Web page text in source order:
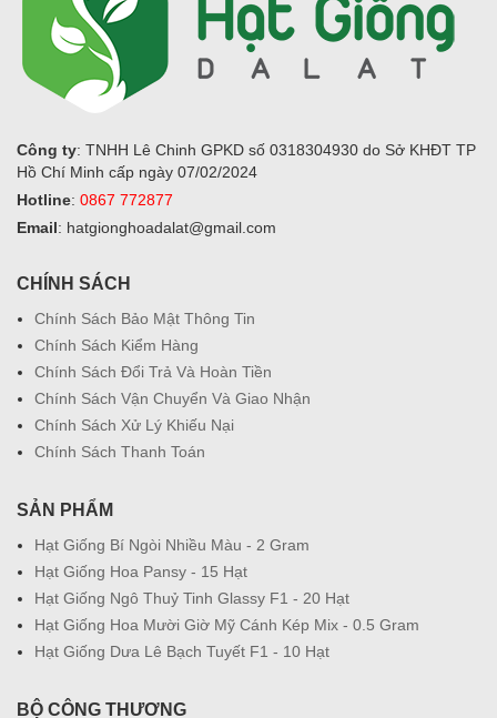
Công ty: TNHH Lê Chinh GPKD số 0318304930 do Sở KHĐT TP
Hồ Chí Minh cấp ngày 07/02/2024
Hotline: 0867 772877
Email: hatgionghoadalat@gmail.com
CHÍNH SÁCH
Chính Sách Bảo Mật Thông Tin
Chính Sách Kiểm Hàng
Chính Sách Đổi Trả Và Hoàn Tiền
Chính Sách Vận Chuyển Và Giao Nhận
Chính Sách Xử Lý Khiếu Nại
Chính Sách Thanh Toán
SẢN PHẨM
Hạt Giống Bí Ngòi Nhiều Màu - 2 Gram
Hạt Giống Hoa Pansy - 15 Hạt
Hạt Giống Ngô Thuỷ Tinh Glassy F1 - 20 Hạt
Hạt Giống Hoa Mười Giờ Mỹ Cánh Kép Mix - 0.5 Gram
Hạt Giống Dưa Lê Bạch Tuyết F1 - 10 Hạt
BỘ CÔNG THƯƠNG